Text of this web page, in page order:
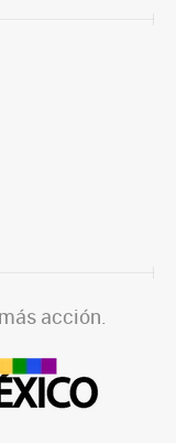
acción.